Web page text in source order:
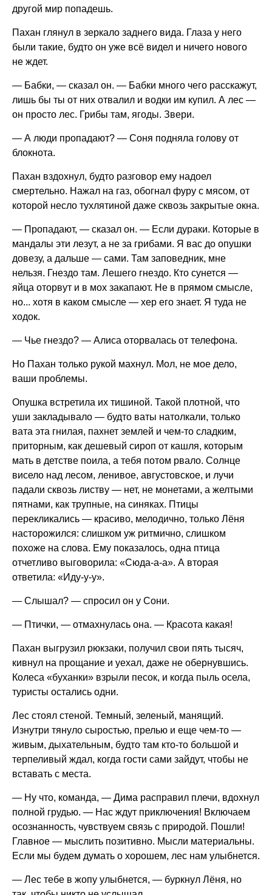
другой мир попадешь.
Пахан глянул в зеркало заднего вида. Глаза у него
были такие, будто он уже всё видел и ничего нового
не ждет.
— Бабки, — сказал он. — Бабки много чего расскажут,
лишь бы ты от них отвалил и водки им купил. А лес —
он просто лес. Грибы там, ягоды. Звери.
— А люди пропадают? — Соня подняла голову от
блокнота.
Пахан вздохнул, будто разговор ему надоел
смертельно. Нажал на газ, обогнал фуру с мясом, от
которой несло тухлятиной даже сквозь закрытые окна.
— Пропадают, — сказал он. — Если дураки. Которые в
мандалы эти лезут, а не за грибами. Я вас до опушки
довезу, а дальше — сами. Там заповедник, мне
нельзя. Гнездо там. Лешего гнездо. Кто сунется —
яйца оторвут и в мох закапают. Не в прямом смысле,
но... хотя в каком смысле — хер его знает. Я туда не
ходок.
— Чье гнездо? — Алиса оторвалась от телефона.
Но Пахан только рукой махнул. Мол, не мое дело,
ваши проблемы.
Опушка встретила их тишиной. Такой плотной, что
уши закладывало — будто ваты натолкали, только
вата эта гнилая, пахнет землей и чем-то сладким,
приторным, как дешевый сироп от кашля, которым
мать в детстве поила, а тебя потом рвало. Солнце
висело над лесом, ленивое, августовское, и лучи
падали сквозь листву — нет, не монетами, а желтыми
пятнами, как трупные, на синяках. Птицы
перекликались — красиво, мелодично, только Лёня
насторожился: слишком уж ритмично, слишком
похоже на слова. Ему показалось, одна птица
отчетливо выговорила: «Сюда-а-а». А вторая
ответила: «Иду-у-у».
— Слышал? — спросил он у Сони.
— Птички, — отмахнулась она. — Красота какая!
Пахан выгрузил рюкзаки, получил свои пять тысяч,
кивнул на прощание и уехал, даже не обернувшись.
Колеса «буханки» взрыли песок, и когда пыль осела,
туристы остались одни.
Лес стоял стеной. Темный, зеленый, манящий.
Изнутри тянуло сыростью, прелью и еще чем-то —
живым, дыхательным, будто там кто-то большой и
терпеливый ждал, когда гости сами зайдут, чтобы не
вставать с места.
— Ну что, команда, — Дима расправил плечи, вдохнул
полной грудью. — Нас ждут приключения! Включаем
осознанность, чувствуем связь с природой. Пошли!
Главное — мыслить позитивно. Мысли материальны.
Если мы будем думать о хорошем, лес нам улыбнется.
— Лес тебе в жопу улыбнется, — буркнул Лёня, но